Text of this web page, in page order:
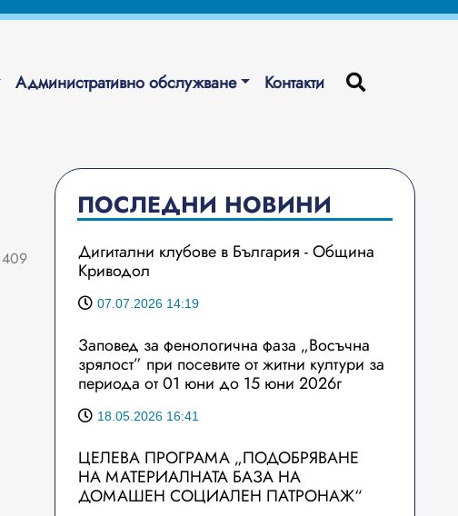
Административно обслужване Контакти
409
ПОСЛЕДНИ НОВИНИ
Дигитални клубове в България - Община
Криводол
07.07.2026 14:19
Заповед за фенологична фаза „Восъчна
зрялост” при посевите от житни култури за
периода от 01 юни до 15 юни 2026г
18.05.2026 16:41
ЦЕЛЕВА ПРОГРАМА „ПОДОБРЯВАНЕ
НА МАТЕРИАЛНАТА БАЗА НА
ДОМАШЕН СОЦИАЛЕН ПАТРОНАЖ“